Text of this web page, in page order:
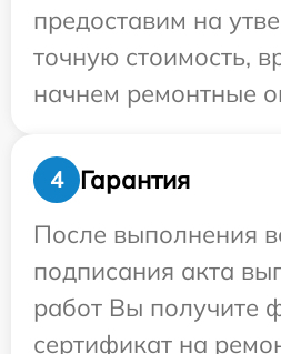
предоставим на
точную стоимость,
начнем ремонтные
4
Гарантия
После выполнения
подписания акта
работ Вы получите
сертификат на